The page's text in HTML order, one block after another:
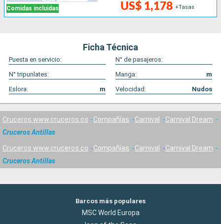
Comidas incluidas US$ 1,178 +Tasas
Ficha Técnica
Puesta en servicio:
N° de pasajeros:
N° tripunlates:
Manga:
m
Eslora:
m Velocidad: Nudos
Cruceros www.cruceros.co Compañías Carnival
Carnival Dream
Cruceros Antillas
Cruceros www.cruceros.co Compañías Carnival
Carnival Dream
Cruceros Antillas
Barcos más populares
MSC World Europa